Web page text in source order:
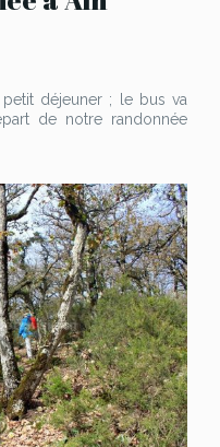
déjeuner ; le bus va
de notre randonnée